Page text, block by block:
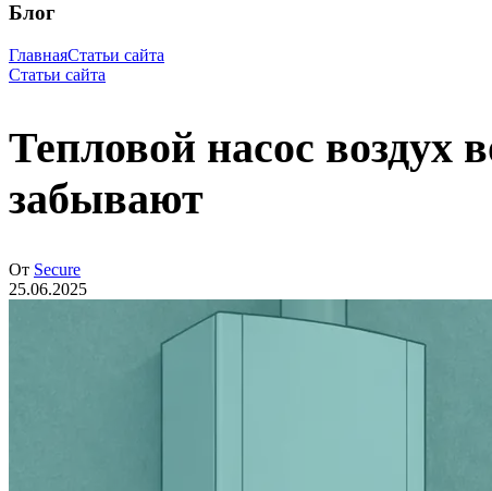
Блог
ГлавнаяСтатьи сайта
Статьи сайта
Тепловой насос
забывают
От Secure
25.06.2025